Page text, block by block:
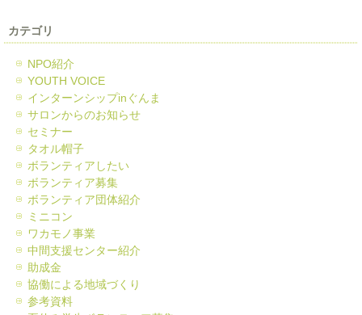
カテゴリ
NPO紹介
YOUTH VOICE
インターンシップinぐんま
サロンからのお知らせ
セミナー
タオル帽子
ボランティアしたい
ボランティア募集
ボランティア団体紹介
ミニコン
ワカモノ事業
中間支援センター紹介
助成金
協働による地域づくり
参考資料